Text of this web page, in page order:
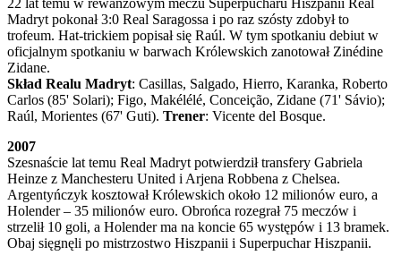
Madryt pokonał 3:0 Real Saragossa i po raz szósty zdobył to
trofeum. Hat-trickiem popisał się Raúl. W tym spotkaniu debiut w
oficjalnym spotkaniu w barwach Królewskich zanotował Zinédine
Zidane.
Skład Realu Madryt: Casillas, Salgado, Hierro, Karanka, Roberto
Carlos (85' Solari); Figo, Makélélé, Conceição, Zidane (71' Sávio);
Raúl, Morientes (67' Guti). Trener: Vicente del Bosque.
2007
Szesnaście lat temu Real Madryt potwierdził transfery Gabriela
Heinze z Manchesteru United i Arjena Robbena z Chelsea.
Argentyńczyk kosztował Królewskich około 12 milionów euro, a
Holender – 35 milionów euro. Obrońca rozegrał 75 meczów i
strzelił 10 goli, a Holender ma na koncie 65 występów i 13 bramek.
Obaj sięgnęli po mistrzostwo Hiszpanii i Superpuchar Hiszpanii.